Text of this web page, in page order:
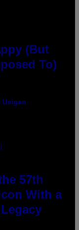
(But
To)
Usigan
57th
With a